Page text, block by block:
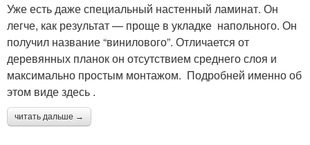
Уже есть даже специальный настенный ламинат. Он
легче, как результат — проще в укладке напольного. Он
получил название “винилового”. Отличается от
деревянных планок он отсутствием среднего слоя и
максимально простым монтажом. Подробней именно об
этом виде здесь .
читать дальше →